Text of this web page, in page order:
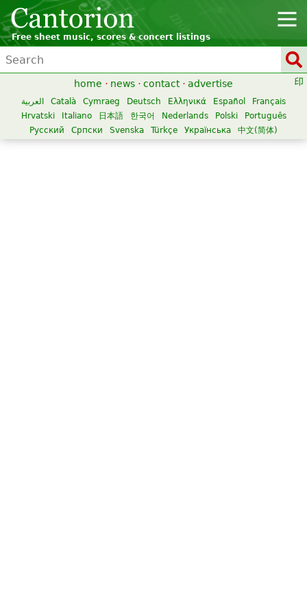
Free sheet music, scores & concert listings
home · news · contact · advertise
العربية Català Cymraeg Deutsch Ελληνικά Español
Français
Hrvatski
Italiano 日本語 한국어 Nederlands Polski
Português
Русский
Српски Svenska Türkçe Українська 中文(简体)